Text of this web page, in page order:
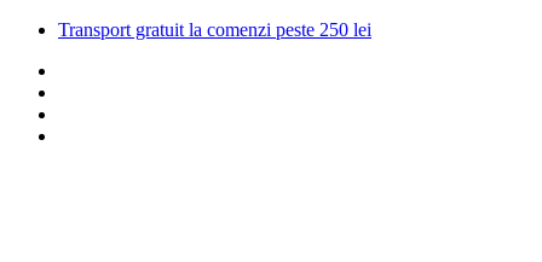
Transport gratuit la comenzi peste 250 lei